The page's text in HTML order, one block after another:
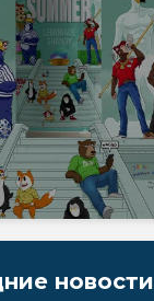
новости